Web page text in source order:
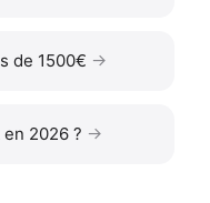
de 1500€
2026 ?